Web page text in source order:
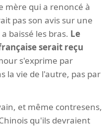
mère qui a renoncé à
pas son avis sur une
baissé les bras. Le
serait reçu
s'exprime par
la vie de l'autre, pas par
et même contresens,
qu'ils devraient